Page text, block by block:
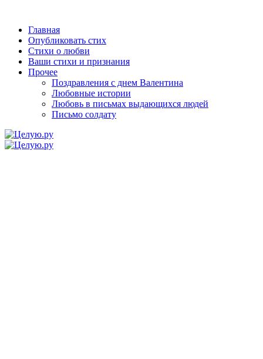
Главная
Опубликовать стих
Стихи о любви
Ваши стихи и признания
Прочее
Поздравления с днем Валентина
Любовные истории
Любовь в письмах выдающихся людей
Письмо солдату